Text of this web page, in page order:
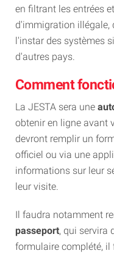
en filtrant les entrées
d'immigration illégale,
l'instar des systèmes
d'autres pays.
Comment
La JESTA sera une
obtenir en ligne avant
devront remplir un
officiel ou via une
informations sur leur
leur visite.
Il faudra notamment
passeport, qui servira
formulaire complété,